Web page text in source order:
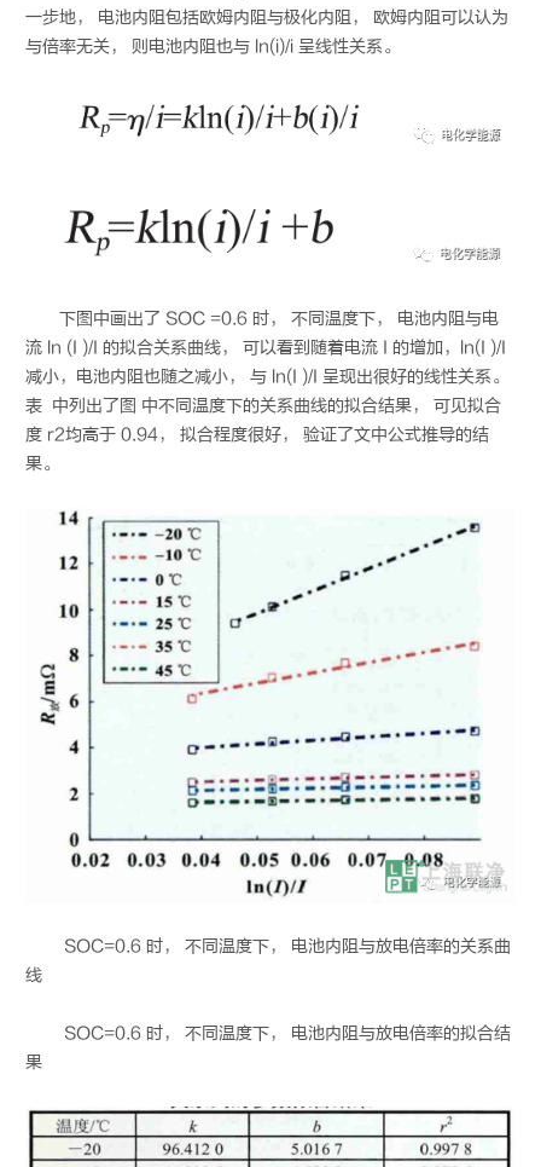
一步地， 电池内阻包括欧姆内阻与极化内阻， 欧姆内阻可以认为
与倍率无关， 则电池内阻也与 ln(i)/i 呈线性关系。
下图中画出了 SOC =0.6 时， 不同温度下， 电池内阻与电
流 ln (I )/I 的拟合关系曲线， 可以看到随着电流 I 的增加，ln(I )/I
减小，电池内阻也随之减小， 与 ln(I )/I 呈现出很好的线性关系。
表 中列出了图 中不同温度下的关系曲线的拟合结果， 可见拟合
度 r2均高于 0.94， 拟合程度很好， 验证了文中公式推导的结
果。
SOC=0.6 时， 不同温度下， 电池内阻与放电倍率的关系曲
线
SOC=0.6 时， 不同温度下， 电池内阻与放电倍率的拟合结
果